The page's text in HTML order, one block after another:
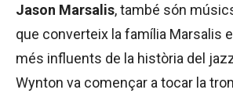
Jason Marsalis, també són
que converteix la família Marsalis
més influents de la història del
Wynton va començar a tocar la